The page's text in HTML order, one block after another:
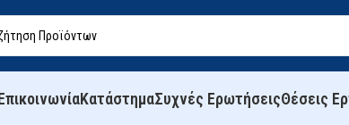
ΚατάστημαΣυχνές ΕρωτήσειςΘέσεις